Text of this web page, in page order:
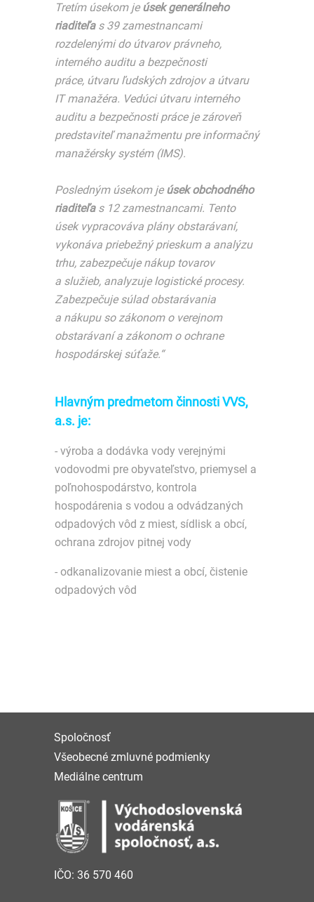
Tretím úsekom je úsek generálneho
riaditeľas 39 zamestnancami
rozdelenými do útvarov právneho,
interného auditu a bezpečnosti
práce, útvaru ľudských zdrojov a útvaru
IT manažéra. Vedúci útvaru interného
auditu a bezpečnosti práce je zároveň
predstaviteľ manažmentu pre informačný
manažérsky systém (IMS).
Posledným úsekom je úsek obchodného
riaditeľas 12 zamestnancami. Tento
úsek vypracováva plány obstarávaní,
vykonáva priebežný prieskum a analýzu
trhu, zabezpečuje nákup tovarov
a služieb, analyzuje logistické procesy.
Zabezpečuje súlad obstarávania
a nákupu so zákonom o verejnom
obstarávaní a zákonom o ochrane
hospodárskej súťaže.“
Hlavným predmetom činnosti VVS,
a.s. je:
- výroba a dodávka vody verejnými
vodovodmi pre obyvateľstvo, priemysel a
poľnohospodárstvo, kontrola
hospodárenia s vodou a odvádzaných
odpadových vôd z miest, sídlisk a obcí,
ochrana zdrojov pitnej vody
- odkanalizovanie miest a obcí, čistenie
odpadových vôd
Spoločnosť
Všeobecné zmluvné podmienky
Mediálne centrum
IČO: 36 570 460